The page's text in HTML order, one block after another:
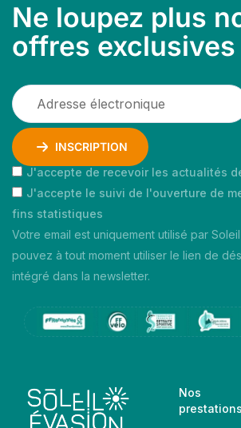
Ne loupez plus
offres exclusives
INSCRIPTION
J'accepte de recevoir les actualités
J'accepte le suivi de l'ouverture de
fins statistiques
Votre email est uniquement utilisé par
pouvez à tout moment utiliser le lien de
intégré dans la newsletter.
Nos
prestations